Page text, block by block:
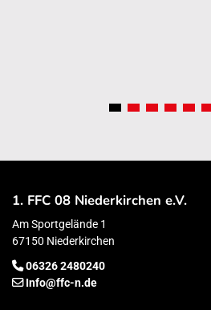
1. FFC 08 Niederkirchen e.V.
Am Sportgelände 1
67150 Niederkirchen
06326 2480240
Info@ffc-n.de